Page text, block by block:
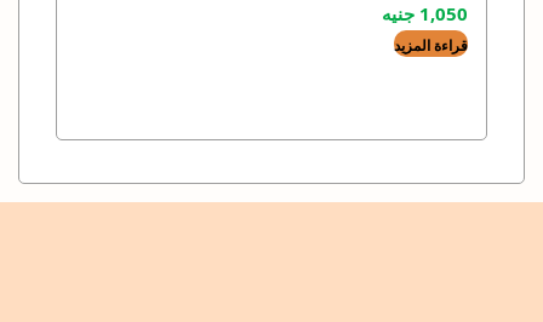
1,050 جنيه
قراءة المزيد